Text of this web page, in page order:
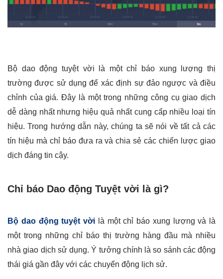
Bộ dao động tuyệt vời là một chỉ báo xung lượng thị
trường được sử dụng để xác định sự đảo ngược và điều
chỉnh của giá. Đây là một trong những công cụ giao dịch
dễ dàng nhất nhưng hiệu quả nhất cung cấp nhiều loại tín
hiệu. Trong hướng dẫn này, chúng ta sẽ nói về tất cả các
tín hiệu mà chỉ báo đưa ra và chia sẻ các chiến lược giao
dịch đáng tin cậy.
Chỉ báo Dao động Tuyệt vời là gì?
Bộ dao động tuyệt vời là một chỉ báo xung lượng và là
một trong những chỉ báo thị trường hàng đầu mà nhiều
nhà giao dịch sử dụng. Ý tưởng chính là so sánh các động
thái giá gần đây với các chuyển động lịch sử.